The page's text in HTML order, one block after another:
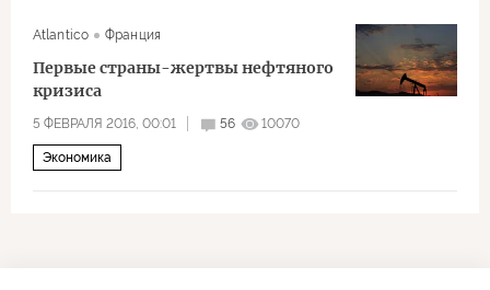
Atlantico Франция
Первые страны-жертвы нефтяного
кризиса
5 ФЕВРАЛЯ 2016, 00:01 56 10070
Экономика